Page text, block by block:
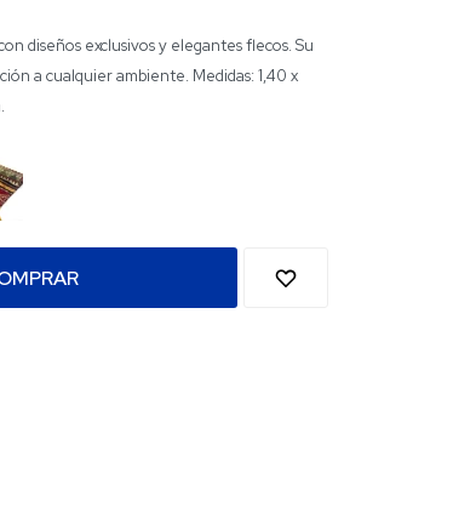
diseños exclusivos y elegantes flecos. Su
a cualquier ambiente. Medidas: 1,40 x